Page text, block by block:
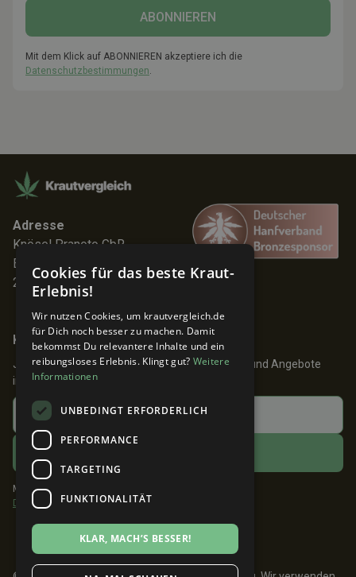
Mit dem Klick auf ABONNIEREN akzeptiere ich die
Datenschutzbestimmungen
Adresse
Knösel Pranoto GbR
Elmenhorststr. 7
22767 Hamburg
Keine Angebote verpassen!
Jetzt anmelden und 24h früher über Aktionen und Angebote
informiert werden!
Mit dem Klick auf ABONNIEREN akzeptiere ich die
Datenschutzbestimmungen
Cookies für das beste Kraut-
Erlebnis!
Wir nutzen Cookies, um krautvergleich.de
für Dich noch besser zu machen. Damit
bekommst Du relevantere Inhalte und ein
reibungsloses Erlebnis. Klingt gut? Weitere
Informationen
UNBEDINGT ERFORDERLICH
PERFORMANCE
TARGETING
FUNKTIONALITÄT
KLAR, MACH’S BESSER!